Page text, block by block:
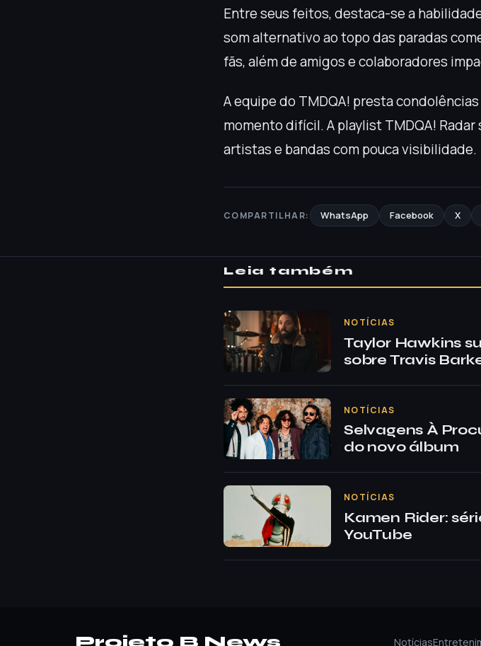
Entre seus feitos, destaca-se a
som alternativo ao topo das paradas
fãs, além de amigos e colaboradores
A equipe do TMDQA! presta
momento difícil. A playlist TMDQA!
artistas e bandas com pouca visibilidade.
COMPARTILHAR: WhatsApp Facebook X
Leia também
NOTÍCIAS
Taylor Hawkins
sobre Travis
NOTÍCIAS
Selvagens À
do novo álbum
NOTÍCIAS
Kamen Rider:
YouTube
Notícias